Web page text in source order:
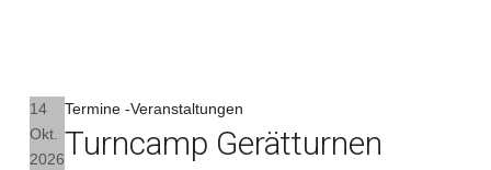
14
Okt.
2026
Termine -Veranstaltungen
Turncamp Gerätturnen